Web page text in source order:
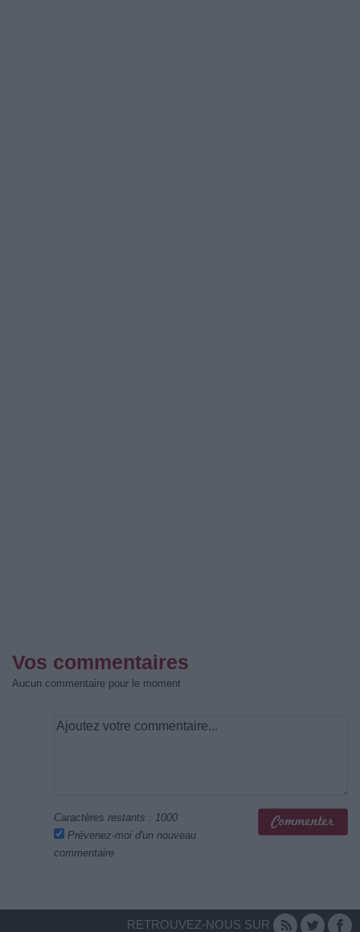
Vos commentaires
Aucun commentaire pour le moment
Caractères restants : 1000
Prévenez-moi d'un nouveau
commentaire
RETROUVEZ-NOUS SUR